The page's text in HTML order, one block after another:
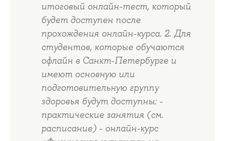
итоговый онлайн-тест, который
будет доступен после
прохождения онлайн-курса. 2. Для
студентов, которые обучаются
офлайн в Санкт-Петербурге и
имеют основную или
подготовительную группу
здоровья будут доступны: -
практические занятия (см.
расписание) - онлайн-курс